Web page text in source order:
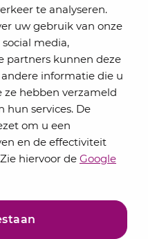
te analyseren.
uw gebruik van onze
media,
partners kunnen deze
informatie die u
ze hebben verzameld
hun services. De
om u een
en de effectiviteit
hiervoor de Google
nieuwsbrief
van Lansigt in